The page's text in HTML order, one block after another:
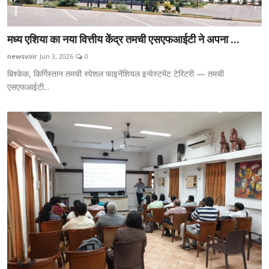
मध्य एशिया का नया वित्तीय केंद्र तमची एसएफआईटी ने अपना ...
newsvoir Jun 3, 2026 0
बिश्केक, किर्गिस्तान तमची स्पेशल फाइनेंशियल इन्वेस्टमेंट टेरिटरी — तमची
एसएफआईटी...